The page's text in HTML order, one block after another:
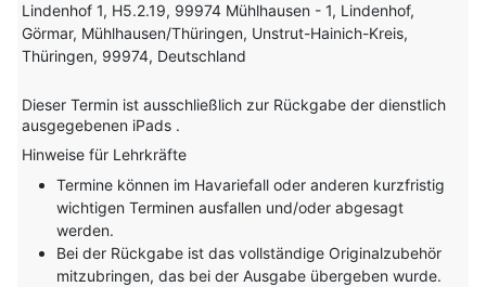
Lindenhof 1, H5.2.19, 99974 Mühlhausen - 1, Lindenhof,
Görmar, Mühlhausen/Thüringen, Unstrut-Hainich-Kreis,
Thüringen, 99974, Deutschland
Dieser Termin ist ausschließlich zur Rückgabe der dienstlich
ausgegebenen iPads .
Hinweise für Lehrkräfte
Termine können im Havariefall oder anderen kurzfristig
wichtigen Terminen ausfallen und/oder abgesagt
werden.
Bei der Rückgabe ist das vollständige Originalzubehör
mitzubringen, das bei der Ausgabe übergeben wurde.